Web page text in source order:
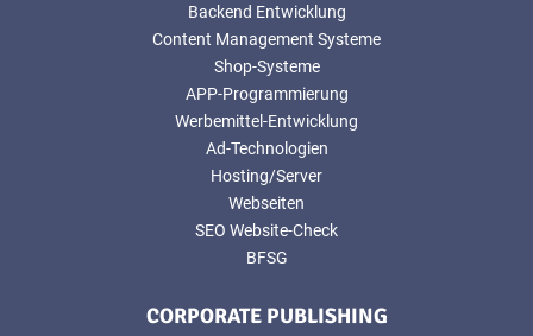
Backend Entwicklung
Content Management Systeme
Shop-Systeme
APP-Programmierung
Werbemittel-Entwicklung
Ad-Technologien
Hosting/Server
Webseiten
SEO Website-Check
BFSG
CORPORATE PUBLISHING